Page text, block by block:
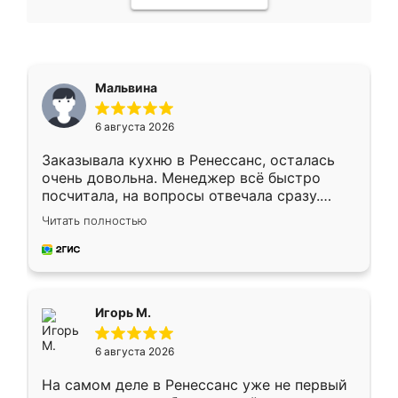
Мальвина
6 августа 2026
Заказывала кухню в Ренессанс, осталась
очень довольна. Менеджер всё быстро
посчитала, на вопросы отвечала сразу.
Замерщик приехал в субботу, подошёл к
делу со всей ответственностью. Собрали
за день, ребята работали аккуратно, даже
Читать полностью
Игорь М.
6 августа 2026
На самом деле в Ренессанс уже не первый